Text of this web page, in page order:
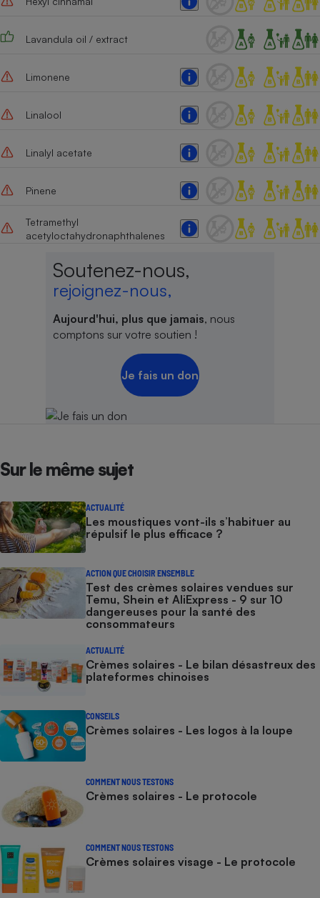
Lavandula oil / extract
Limonene
Linalool
Linalyl acetate
Pinene
Tetramethyl
acetyloctahydronaphthalenes
Soutenez-nous,
rejoignez-nous,
Aujourd'hui, plus que jamais, nous
comptons sur votre soutien !
Je fais un don
Sur le même sujet
ACTUALITÉ
Les moustiques vont-ils s’habituer au
répulsif le plus efficace ?
ACTION QUE CHOISIR ENSEMBLE
Test des crèmes solaires vendues sur
Temu, Shein et AliExpress - 9 sur 10
dangereuses pour la santé des
consommateurs
ACTUALITÉ
Crèmes solaires - Le bilan désastreux des
plateformes chinoises
CONSEILS
Crèmes solaires - Les logos à la loupe
COMMENT NOUS TESTONS
Crèmes solaires - Le protocole
COMMENT NOUS TESTONS
Crèmes solaires visage - Le protocole